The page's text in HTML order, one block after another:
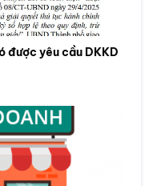
được yêu cầu DKKD